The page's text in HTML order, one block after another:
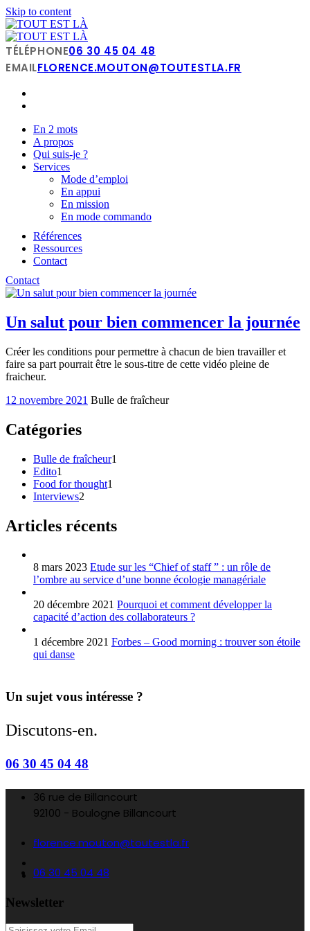
Skip to content
TÉLÉPHONE06 30 45 04 48
EMAILFLORENCE.MOUTON@TOUTESTLA.FR
En 2 mots
A propos
Qui suis-je ?
Services
Mode d’emploi
En appui
En mission
En mode commando
Références
Ressources
Contact
Contact
Un salut pour bien commencer la journée
Créer les conditions pour permettre à chacun de bien travailler et
faire sa part pourrait être le sous-titre de cette vidéo pleine de
fraicheur.
12 novembre 2021 Bulle de fraîcheur
Catégories
Bulle de fraîcheur1
Edito1
Food for thought1
Interviews2
Articles récents
8 mars 2023 Etude sur les “Chief of staff ” : un rôle de
l’ombre au service d’une bonne écologie managériale
20 décembre 2021 Pourquoi et comment développer la
capacité d’action des collaborateurs ?
1 décembre 2021 Forbes – Good morning : trouver son étoile
qui danse
Un sujet vous intéresse ?
Discutons-en.
06 30 45 04 48
36 rue de Billancourt
92100 - Boulogne Billancourt
florence.mouton@toutestla.fr
06 30 45 04 48
Newsletter